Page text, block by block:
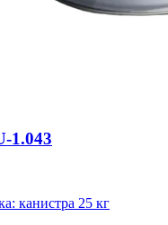
1.043
канистра 25 кг